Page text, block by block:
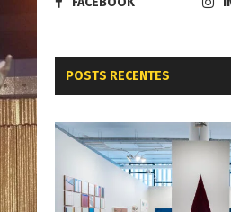
POSTS RECENTES